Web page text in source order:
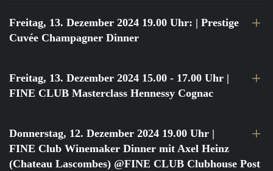
Freitag, 13. Dezember 2024 19.00 Uhr: | Prestige
Cuvée Champagner Dinner
Freitag, 13. Dezember 2024 15.00 - 17.00 Uhr |
FINE CLUB Masterclass Hennessy Cognac
Donnerstag, 12. Dezember 2024 19.00 Uhr |
FINE Club Winemaker Dinner mit Axel Heinz
(Chateau Lascombes) @FINE CLUB Clubhouse Post